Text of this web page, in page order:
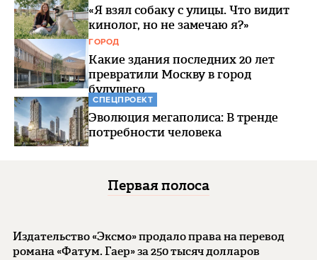
«Я взял собаку с улицы. Что видит
кинолог, но не замечаю я?»
ГОРОД
Какие здания последних 20 лет
превратили Москву в город
будущего
СПЕЦПРОЕКТ
Эволюция мегаполиса: В тренде
потребности человека
Первая полоса
Издательство «Эксмо» продало права на перевод
романа «Фатум. Гаер» за 250 тысяч долларов